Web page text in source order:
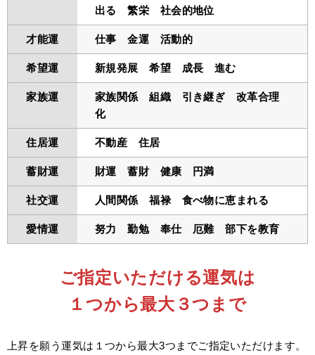
出る 繁栄 社会的地位
才能運 仕事 金運 活動的
希望運 新規発展 希望 成長 進む
家族運
家族関係 組織 引き継ぎ 改革合理
化
住居運 不動産 住居
蓄財運 財運 蓄財 健康 円満
社交運 人間関係 福禄 食べ物に恵まれる
愛情運 努力 勤勉 奉仕 厄難 部下を教育
ご指定いただける運気は
１つから最大３つまで
上昇を願う運気は１つから最大3つまでご指定いただけます。